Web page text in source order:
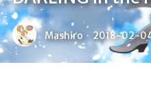
Mashiro · 2018-02-
Sama...